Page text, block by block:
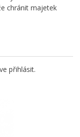
chránit majetek
přihlásit.